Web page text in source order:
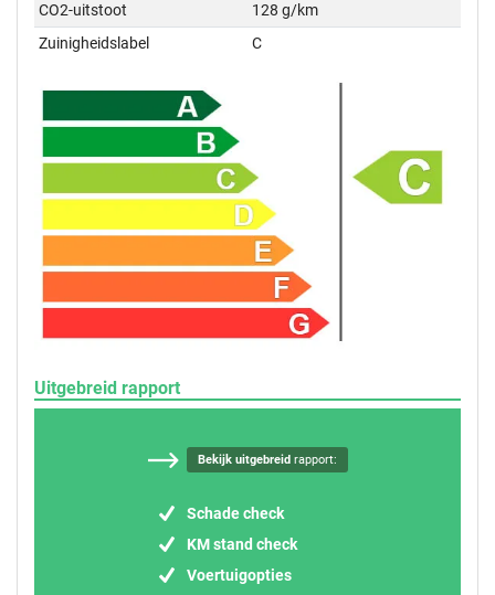
CO2-uitstoot
128 g/km
Zuinigheidslabel
C
Uitgebreid rapport
Bekijk uitgebreidrapport:
Schade check
KM stand check
Voertuigopties